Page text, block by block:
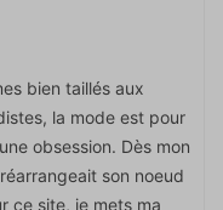
bien taillés aux
la mode est pour
obsession. Dès mon
son noeud
ce site, je mets ma